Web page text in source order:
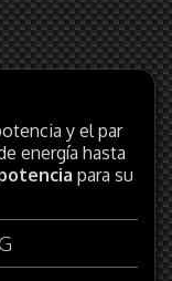
y el par
energía hasta
para su